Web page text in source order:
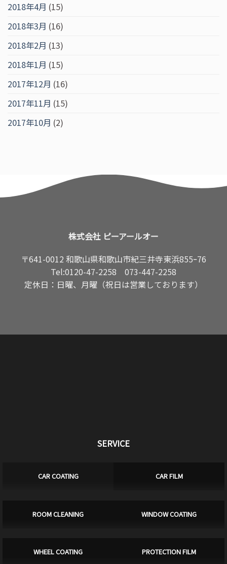
2018年4月 (15)
2018年3月 (16)
2018年2月 (13)
2018年1月 (15)
2017年12月 (16)
2017年11月 (15)
2017年10月 (2)
株式会社 ピーアールオー
〒641-0012 和歌山県和歌山市紀三井寺東浜855ｰ76
Tel:0120-47-2258
073-447-2258
定休日：日曜、月曜（祝日は営業しております）
SERVICE
CAR COATING CAR FILM
ROOM CLEANING WINDOW COATING
WHEEL COATING PROTECTION FILM